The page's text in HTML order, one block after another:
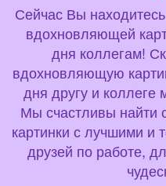
Сейчас Вы
вдохновляющей
дня коллегам!
вдохновляющую
дня другу и коллеге
Мы счастливы найти
картинки с лучшими
друзей по работе,